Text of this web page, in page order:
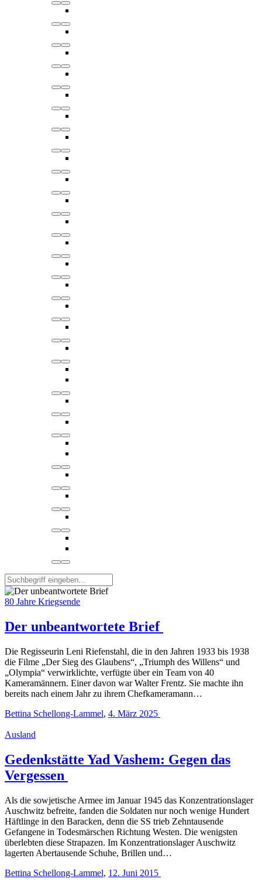
80 Jahre Kriegsende
Der unbeantwortete Brief
Die Regisseurin Leni Riefenstahl, die in den Jahren 1933 bis 1938
die Filme „Der Sieg des Glaubens“, „Triumph des Willens“ und
„Olympia“ verwirklichte, verfügte über ein Team von 40
Kameramännern. Einer davon war Walter Frentz. Sie machte ihn
bereits nach einem Jahr zu ihrem Chefkameramann…
Bettina Schellong-Lammel, 4. März 2025
Ausland
Gedenkstätte Yad Vashem: Gegen das
Vergessen
Als die sowjetische Armee im Januar 1945 das Konzentrationslager
Auschwitz befreite, fanden die Soldaten nur noch wenige Hundert
Häftlinge in den Baracken, denn die SS trieb Zehntausende
Gefangene in Todesmärschen Richtung Westen. Die wenigsten
überlebten diese Strapazen. Im Konzentrationslager Auschwitz
lagerten Abertausende Schuhe, Brillen und…
Bettina Schellong-Lammel, 12. Juni 2015